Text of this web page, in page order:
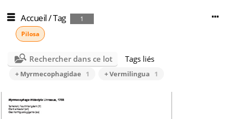
Accueil/Tag
1
Pilosa
Rechercher dans ce lot Tags liés
+ Myrmecophagidae 1 + Vermilingua 1